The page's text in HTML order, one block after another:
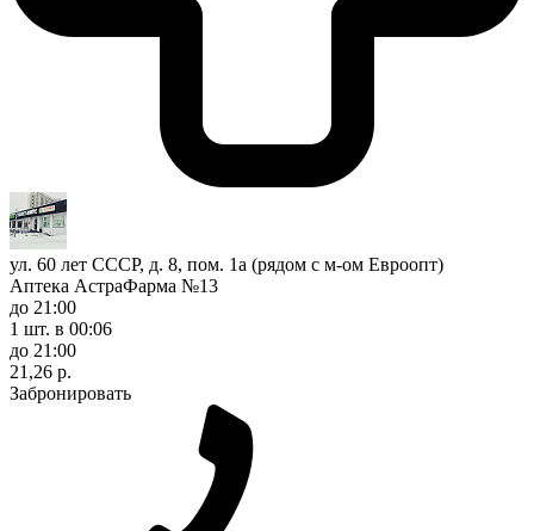
ул. 60 лет СССР, д. 8, пом. 1а (рядом с м-ом Евроопт)
Аптека АстраФарма №13
до 21:00
1 шт. в 00:06
до 21:00
21,26 р.
Забронировать